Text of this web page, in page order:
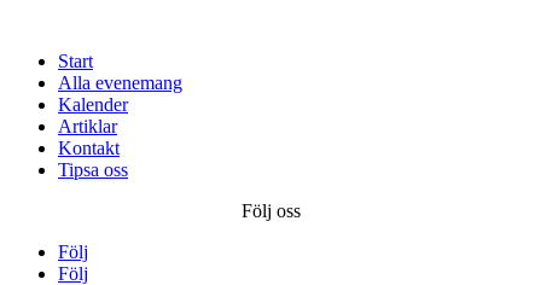
Start
Alla evenemang
Kalender
Artiklar
Kontakt
Tipsa oss
Följ oss
Följ
Följ